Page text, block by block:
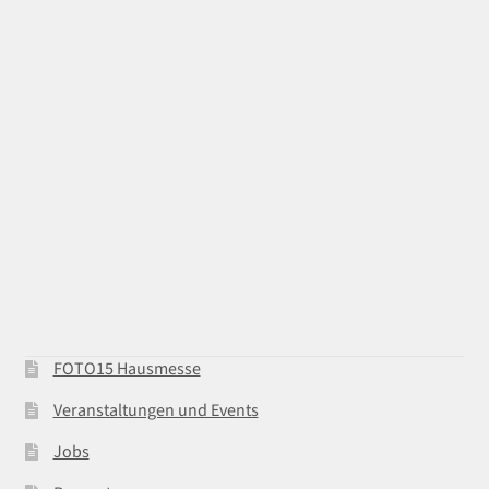
FOTO15 Hausmesse
Veranstaltungen und Events
Jobs